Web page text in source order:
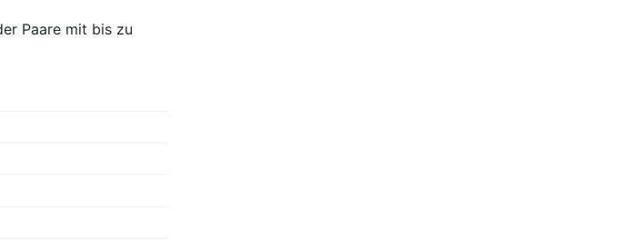
Paare mit bis zu